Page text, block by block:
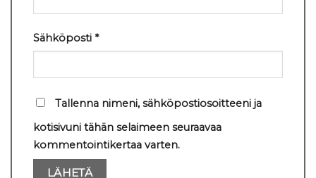
Sähköposti *
Tallenna nimeni, sähköpostiosoitteeni ja
kotisivuni tähän selaimeen seuraavaa
kommentointikertaa varten.